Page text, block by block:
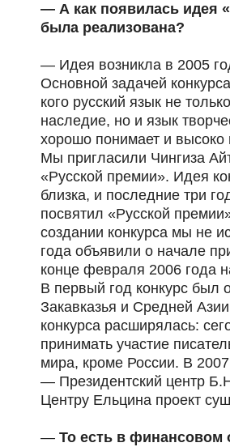
— А как появилась идея
была реализована?
— Идея возникла в 2005
Основной задачей
кого русский язык не
наследие, но и язык
хорошо понимает и высоко
Мы пригласили Чингиза
«Русской премии». Идея
близка, и последние три
посвятил «Русской
создании конкурса мы не
года объявили о начале
конце февраля 2006 года
В первый год конкурс был
Закавказья и Средней
конкурса расширялась:
принимать участие
мира, кроме России. В
— Президентский центр
Центру Ельцина проект
— То есть в финансовом